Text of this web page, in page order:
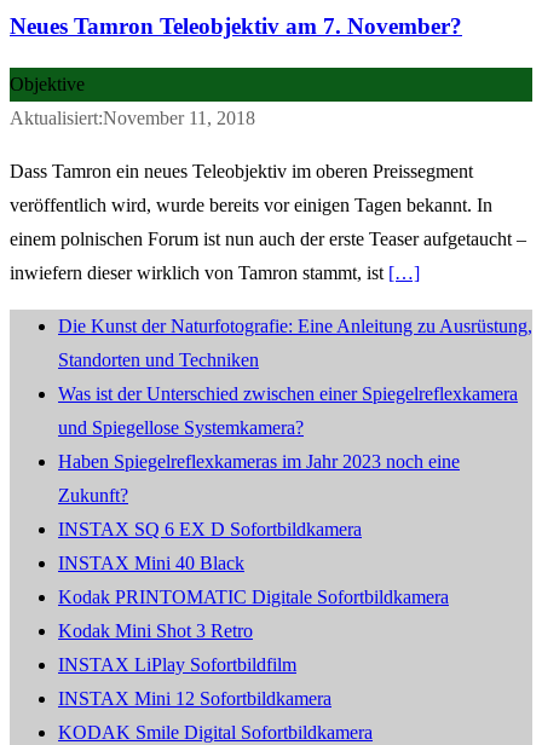
Neues Tamron Teleobjektiv am 7. November?
Objektive
Aktualisiert:November 11, 2018
Dass Tamron ein neues Teleobjektiv im oberen Preissegment
veröffentlich wird, wurde bereits vor einigen Tagen bekannt. In
einem polnischen Forum ist nun auch der erste Teaser aufgetaucht –
inwiefern dieser wirklich von Tamron stammt, ist […]
Die Kunst der Naturfotografie: Eine Anleitung zu Ausrüstung,
Standorten und Techniken
Was ist der Unterschied zwischen einer Spiegelreflexkamera
und Spiegellose Systemkamera?
Haben Spiegelreflexkameras im Jahr 2023 noch eine
Zukunft?
INSTAX SQ 6 EX D Sofortbildkamera
INSTAX Mini 40 Black
Kodak PRINTOMATIC Digitale Sofortbildkamera
Kodak Mini Shot 3 Retro
INSTAX LiPlay Sofortbildfilm
INSTAX Mini 12 Sofortbildkamera
KODAK Smile Digital Sofortbildkamera